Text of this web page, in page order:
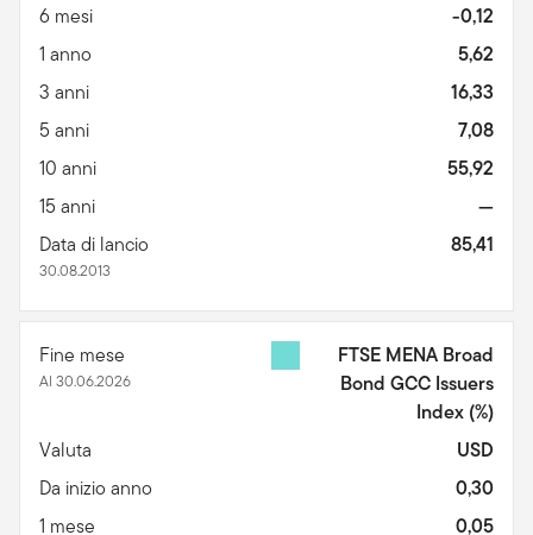
6 mesi
-0,12
1 anno
5,62
3 anni
16,33
5 anni
7,08
10 anni
55,92
15 anni
—
Data di lancio
30.08.2013
85,41
Fine mese
Al 30.06.2026
FTSE MENA Broad
Bond GCC Issuers
Index (%)
Valuta
USD
Da inizio anno
0,30
1 mese
0,05